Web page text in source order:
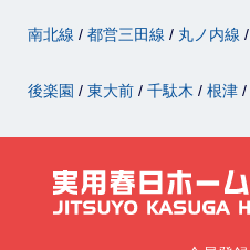
南北線 都営三田線 丸ノ内線
後楽園 東大前 千駄木 根津